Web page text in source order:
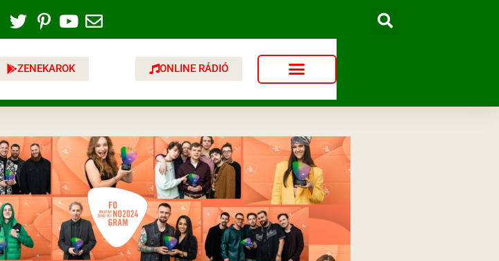
ZENEKAROK ONLINE RÁDIÓ